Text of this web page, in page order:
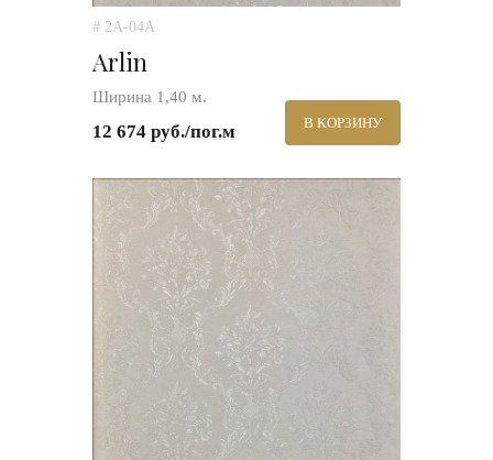
# 2A-04A
Arlin
Ширина 1,40 м.
12 674 руб./пог.м В КОРЗИНУ